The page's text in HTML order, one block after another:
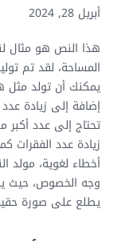
أبريل 28, 2024
هذا النص هو
المساحة، لقد تم
يمكنك أن تولد مثل
إضافة إلى زيادة
تحتاج إلى عدد أكبر
زيادة عدد الفقرات
أخطاء لغوية، مولد
وجه الخصوص، حيث
يطلع على صورة